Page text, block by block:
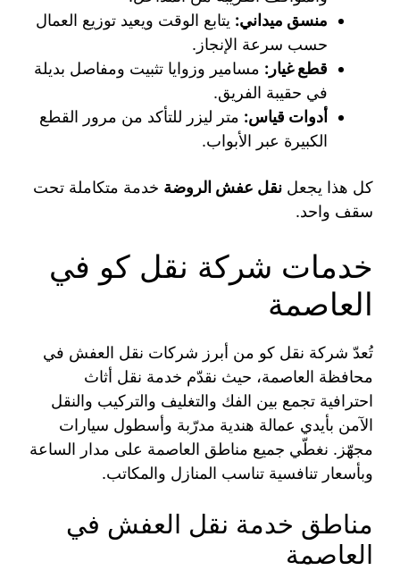
منسق ميداني: يتابع الوقت ويعيد توزيع العمال
حسب سرعة الإنجاز.
قطع غيار: مسامير وزوايا تثبيت ومفاصل بديلة
في حقيبة الفريق.
أدوات قياس: متر ليزر للتأكد من مرور القطع
الكبيرة عبر الأبواب.
كل هذا يجعل نقل عفش الروضة خدمة متكاملة تحت
سقف واحد.
خدمات شركة نقل كو في
العاصمة
تُعدّ شركة نقل كو من أبرز شركات نقل العفش في
محافظة العاصمة، حيث نقدّم خدمة نقل أثاث
احترافية تجمع بين الفك والتغليف والتركيب والنقل
الآمن بأيدي عمالة هندية مدرّبة وأسطول سيارات
مجهّز. نغطّي جميع مناطق العاصمة على مدار الساعة
وبأسعار تنافسية تناسب المنازل والمكاتب.
مناطق خدمة نقل العفش في
العاصمة